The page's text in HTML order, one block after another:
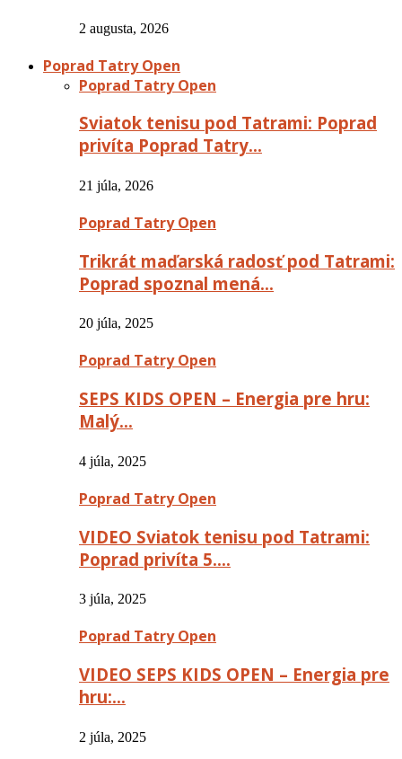
2 augusta, 2026
Poprad Tatry Open
Poprad Tatry Open
Sviatok tenisu pod Tatrami: Poprad
privíta Poprad Tatry…
21 júla, 2026
Poprad Tatry Open
Trikrát maďarská radosť pod Tatrami:
Poprad spoznal mená…
20 júla, 2025
Poprad Tatry Open
SEPS KIDS OPEN – Energia pre hru:
Malý…
4 júla, 2025
Poprad Tatry Open
VIDEO Sviatok tenisu pod Tatrami:
Poprad privíta 5….
3 júla, 2025
Poprad Tatry Open
VIDEO SEPS KIDS OPEN – Energia pre
hru:…
2 júla, 2025